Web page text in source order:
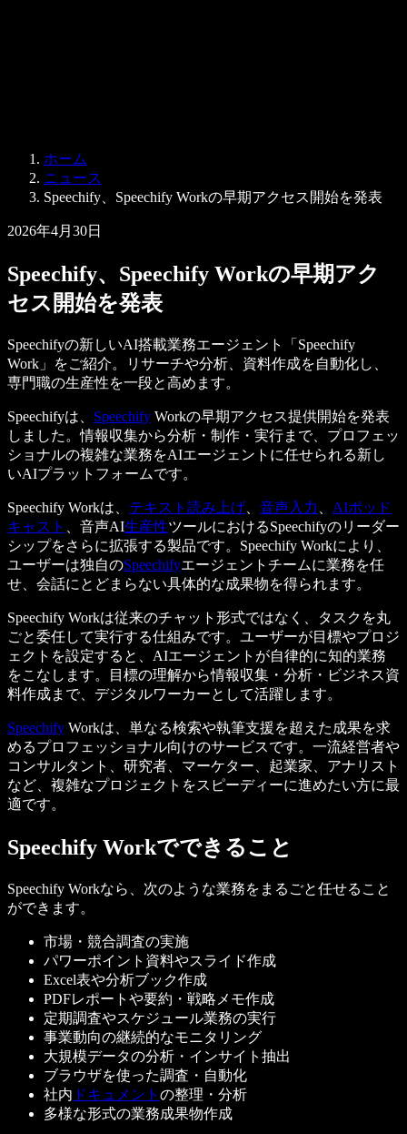
SIMBA 音声エージェント
Speechify 開発者向け
ホーム
ニュース
Speechify、Speechify Workの早期アクセス開始を発表
2026年4月30日
Speechify、Speechify Workの早期アク
セス開始を発表
Speechifyの新しいAI搭載業務エージェント「Speechify
Work」をご紹介。リサーチや分析、資料作成を自動化し、
専門職の生産性を一段と高めます。
Speechifyは、 Speechify Workの早期アクセス提供開始を発表
しました。情報収集から分析・制作・実行まで、プロフェッ
ショナルの複雑な業務をAIエージェントに任せられる新し
いAIプラットフォームです。
Speechify Workは、 テキスト読み上げ 音声入力
AIポッド
キャスト
、音声AI生産性ツールにおけるSpeechifyのリーダー
シップをさらに拡張する製品です。Speechify Workにより、
ユーザーは独自のSpeechifyエージェントチームに業務を任
せ、会話にとどまらない具体的な成果物を得られます。
Speechify Workは従来のチャット形式ではなく、タスクを丸
ごと委任して実行する仕組みです。ユーザーが目標やプロジ
ェクトを設定すると、AIエージェントが自律的に知的業務
をこなします。目標の理解から情報収集・分析・ビジネス資
料作成まで、デジタルワーカーとして活躍します。
Speechify Workは、単なる検索や執筆支援を超えた成果を求
めるプロフェッショナル向けのサービスです。一流経営者や
コンサルタント、研究者、マーケター、起業家、アナリスト
など、複雑なプロジェクトをスピーディーに進めたい方に最
適です。
Speechify Workでできること
Speechify Workなら、次のような業務をまるごと任せること
ができます。
市場・競合調査の実施
パワーポイント資料やスライド作成
Excel表や分析ブック作成
PDFレポートや要約・戦略メモ作成
定期調査やスケジュール業務の実行
事業動向の継続的なモニタリング
大規模データの分析・インサイト抽出
ブラウザを使った調査・自動化
社内 ドキュメント の整理・分析
多様な形式の業務成果物作成